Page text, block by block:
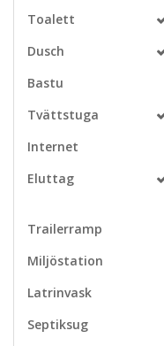
Toalett
Dusch
Bastu
Tvättstuga
Internet
Eluttag
Trailerramp
Miljöstation
Latrinvask
Septiksug